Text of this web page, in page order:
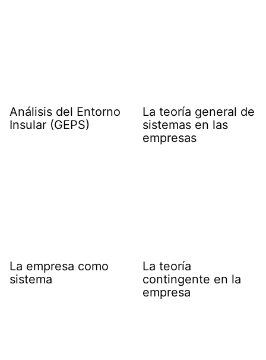
Análisis del Entorno
Insular (GEPS)
La teoría general de
sistemas en las
empresas
La empresa como
sistema
La teoría
contingente en la
empresa